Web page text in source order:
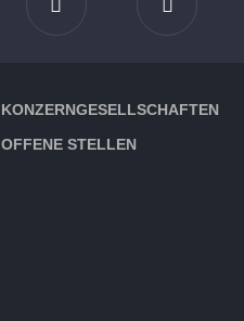
KONZERNGESELLSCHAFTEN
OFFENE STELLEN